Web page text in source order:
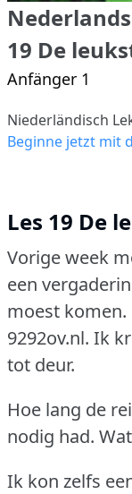
19 De
Anfänger 1
Niederländisch
Beginne jetzt mit
Les 19 De
Vorige week
een
moest komen.
9292ov.nl. Ik
tot deur.
Hoe lang de
nodig had.
Ik kon zelfs